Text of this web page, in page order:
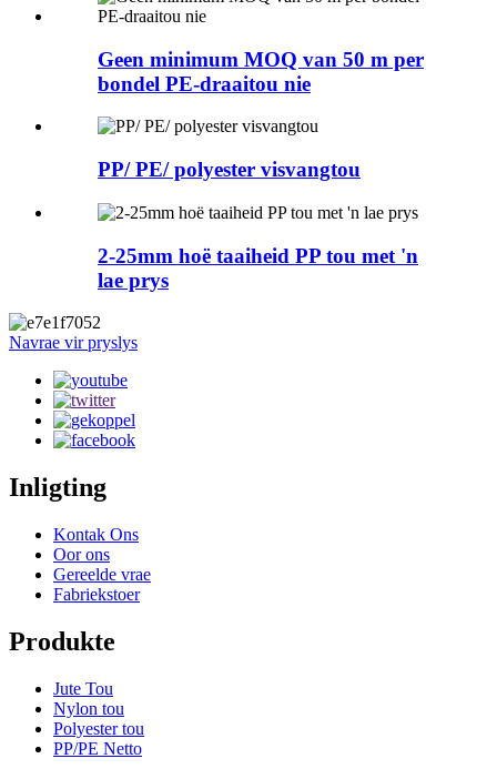
Geen minimum MOQ van 50 m per
bondel PE-draaitou nie
PP/ PE/ polyester visvangtou
2-25mm hoë taaiheid PP tou met 'n
lae prys
Navrae vir pryslys
Inligting
Kontak Ons
Oor ons
Gereelde vrae
Fabriekstoer
Produkte
Jute Tou
Nylon tou
Polyester tou
PP/PE Netto